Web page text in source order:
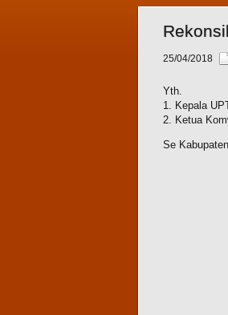
25/04/2018
Yth.
1. Kepala
2. Ketua
Se